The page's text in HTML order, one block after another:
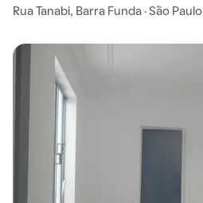
Rua Tanabi, Barra Funda · São Paulo